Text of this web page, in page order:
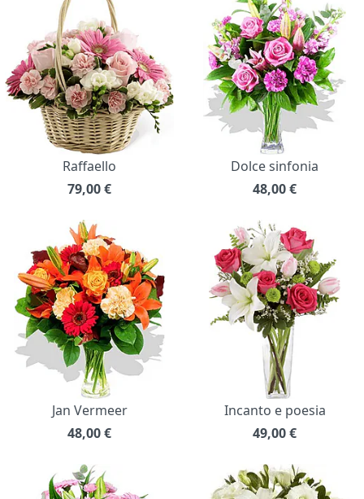
Raffaello
79,00€
Dolce sinfonia
48,00€
Jan Vermeer
48,00€
Incanto e poesia
49,00€